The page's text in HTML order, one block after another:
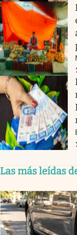
Las más leídas